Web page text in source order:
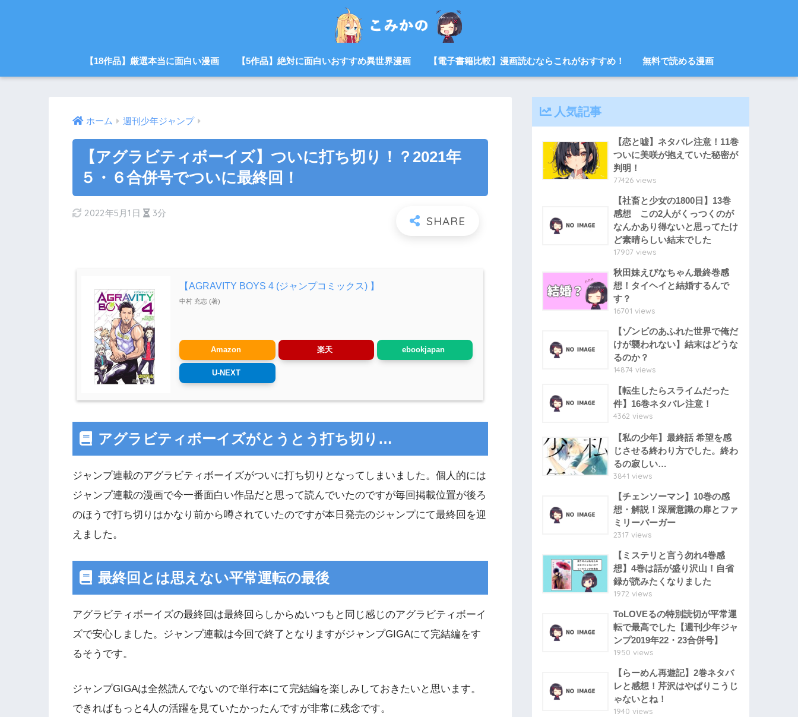
【18作品】厳選本当に面白い漫画 【5作品】絶対に面白いおすすめ異世界漫画 【電子書籍比較】漫画読むならこれがおすすめ！ 無料で読める漫画
ホーム 週刊少年ジャンプ
【アグラビティボーイズ】ついに打ち切り！？2021年
５・６合併号でついに最終回！
2022年5月1日 3分
【AGRAVITY BOYS 4 (ジャンプコミックス) 】
中村 充志 (著)
Amazon 楽天 ebookjapan
U-NEXT
アグラビティボーイズがとうとう打ち切り…
ジャンプ連載のアグラビティボーイズがついに打ち切りとなってしまいました。個人的には
ジャンプ連載の漫画で今一番面白い作品だと思って読んでいたのですが毎回掲載位置が後ろ
のほうで打ち切りはかなり前から噂されていたのですが本日発売のジャンプにて最終回を迎
えました。
最終回とは思えない平常運転の最後
アグラビティボーイズの最終回は最終回らしからぬいつもと同じ感じのアグラビティボーイ
ズで安心しました。ジャンプ連載は今回で終了となりますがジャンプGIGAにて完結編をす
るそうです。
ジャンプGIGAは全然読んでないので単行本にて完結編を楽しみしておきたいと思います。
できればもっと4人の活躍を見ていたかったんですが非常に残念です。
人気記事
【恋と嘘】ネタバレ注意！11巻
ついに美咲が抱えていた秘密が
判明！
77426 views
【社畜と少女の1800日】13巻
感想 この2人がくっつくのが
なんかあり得ないと思ってたけ
ど素晴らしい結末でした
17907 views
秋田妹えびなちゃん最終巻感
想！タイヘイと結婚するんで
す？
16701 views
【ゾンビのあふれた世界で俺だ
けが襲われない】結末はどうな
るのか？
14874 views
【転生したらスライムだった
件】16巻ネタバレ注意！
4362 views
【私の少年】最終話 希望を感
じさせる終わり方でした。終わ
るの寂しい…
3841 views
【チェンソーマン】10巻の感
想・解説！深層意識の扉とファ
ミリーバーガー
2317 views
【ミステリと言う勿れ4巻感
想】4巻は話が盛り沢山！自省
録が読みたくなりました
1972 views
ToLOVEるの特別読切が平常運
転で最高でした【週刊少年ジャ
ンプ2019年22・23合併号】
1950 views
【らーめん再遊記】2巻ネタバ
レと感想！芹沢はやぱりこうじ
ゃないとね！
1940 views